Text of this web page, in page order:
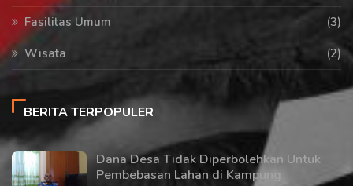
Fasilitas Umum
(3)
Wisata
(2)
BERITA TERPOPULER
Dana Desa Tidak Diperbolehkan Untuk
Pembebasan Lahan di Kampung